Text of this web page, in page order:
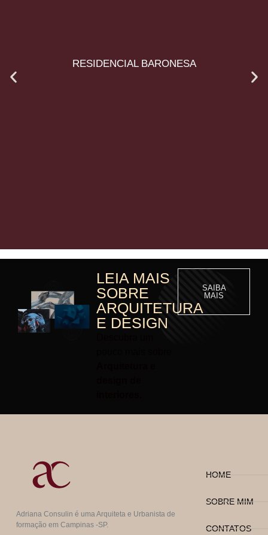
RESIDENCIAL BARONESA
LEIA MAIS
SOBRE
ARQUITETURA
E DESIGN
SAIBA
MAIS
Adriana Consulin é uma Arquiteta e Urbanista de
formação em Campinas -SP.
HOME
SOBRE MIM
CONTATOS